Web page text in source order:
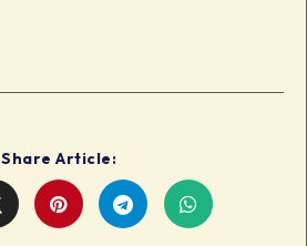
Share Article:
Share
Share Share